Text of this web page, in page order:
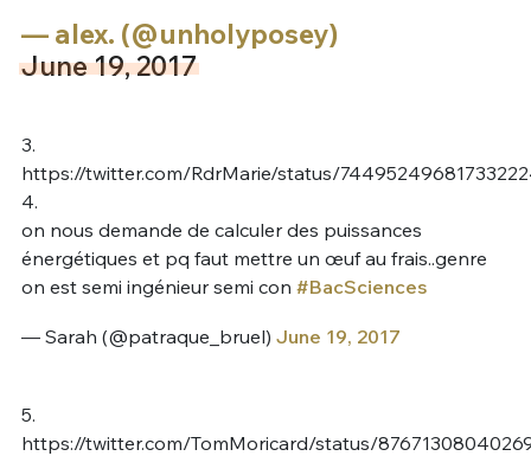
— alex. (@unholyposey)
June 19, 2017
3.
https://twitter.com/RdrMarie/status/
4.
on nous demande de calculer des puissances
énergétiques et pq faut mettre un œuf au frais..genre
on est semi ingénieur semi con #BacSciences
— Sarah (@patraque_bruel) June 19, 2017
5.
https://twitter.com/TomMoricard/status/